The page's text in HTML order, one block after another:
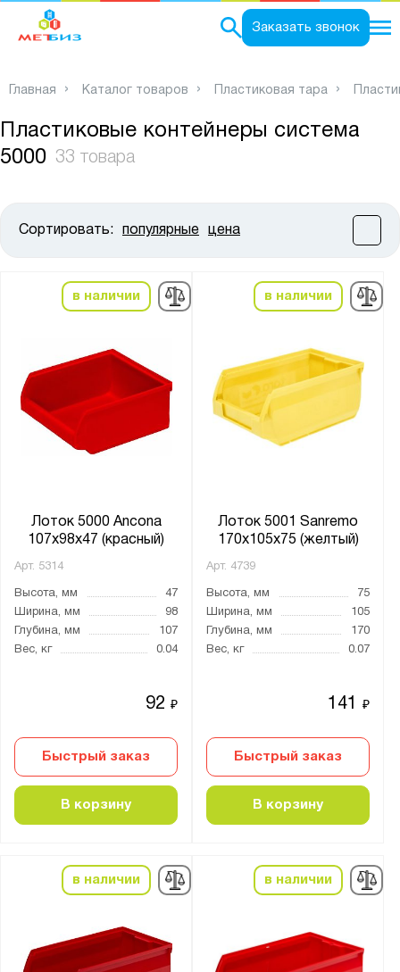
Заказать звонок
Главная Каталог товаров Пластиковая тара
Пластиковые контейнеры система
5000
33 товара
Сортировать: популярные цена
в наличии
Лоток 5000 Ancona
107x98x47 (красный)
Арт. 5314
Высота, мм
47
Ширина, мм
98
Глубина, мм
107
Вес, кг
0.04
92₽
Быстрый заказ
В корзину
в наличии
Лоток 5001 Sanremo
170x105x75 (желтый)
Арт. 4739
Высота, мм
75
Ширина, мм
105
Глубина, мм
170
Вес, кг
0.07
141₽
Быстрый заказ
В корзину
в наличии в наличии
Ширина, мм:
от до
от до
Толщина:
Цвет:
Красный
Светло-серый (RAL 7035)
Антистатический:
Материал: